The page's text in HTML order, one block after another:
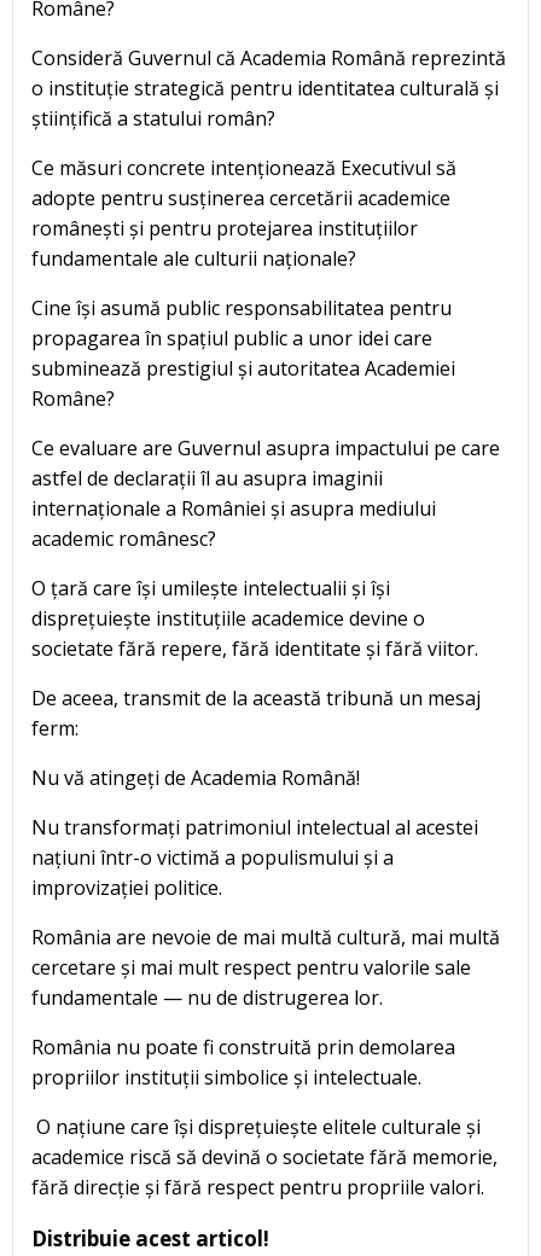
Române?
Consideră Guvernul că Academia Română reprezintă
o instituție strategică pentru identitatea culturală și
științifică a statului român?
Ce măsuri concrete intenționează Executivul să
adopte pentru susținerea cercetării academice
românești și pentru protejarea instituțiilor
fundamentale ale culturii naționale?
Cine își asumă public responsabilitatea pentru
propagarea în spațiul public a unor idei care
subminează prestigiul și autoritatea Academiei
Române?
Ce evaluare are Guvernul asupra impactului pe care
astfel de declarații îl au asupra imaginii
internaționale a României și asupra mediului
academic românesc?
O țară care își umilește intelectualii și își
disprețuiește instituțiile academice devine o
societate fără repere, fără identitate și fără viitor.
De aceea, transmit de la această tribună un mesaj
ferm:
Nu vă atingeți de Academia Română!
Nu transformați patrimoniul intelectual al acestei
națiuni într-o victimă a populismului și a
improvizației politice.
România are nevoie de mai multă cultură, mai multă
cercetare și mai mult respect pentru valorile sale
fundamentale — nu de distrugerea lor.
România nu poate fi construită prin demolarea
propriilor instituții simbolice și intelectuale.
O națiune care își disprețuiește elitele culturale și
academice riscă să devină o societate fără memorie,
fără direcție și fără respect pentru propriile valori.
Distribuie acest articol!